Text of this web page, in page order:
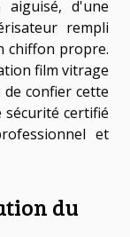
d'une
rempli
chiffon propre.
film vitrage
confier cette
certifié
et
du